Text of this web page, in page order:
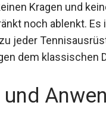
Kragen und
noch ablenkt.
jeder
dem klassischen